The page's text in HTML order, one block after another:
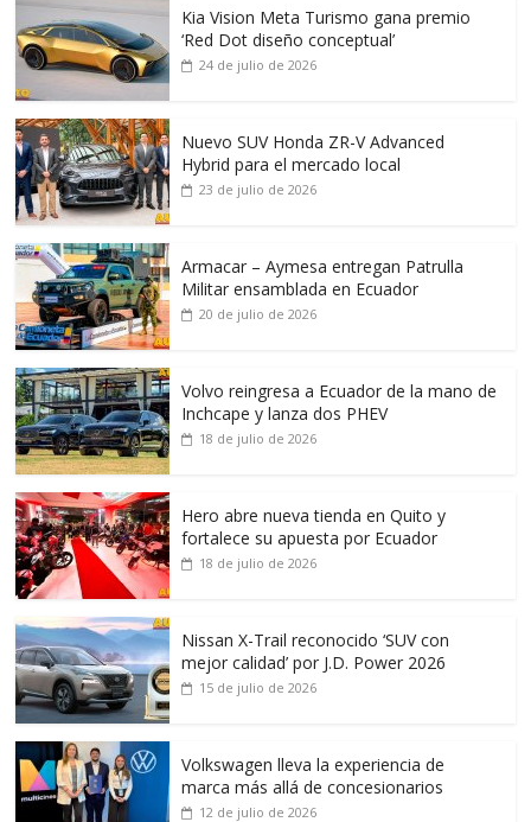
Kia Vision Meta Turismo gana premio
‘Red Dot diseño conceptual’
24 de julio de 2026
Nuevo SUV Honda ZR-V Advanced
Hybrid para el mercado local
23 de julio de 2026
Armacar – Aymesa entregan Patrulla
Militar ensamblada en Ecuador
20 de julio de 2026
Volvo reingresa a Ecuador de la mano de
Inchcape y lanza dos PHEV
18 de julio de 2026
Hero abre nueva tienda en Quito y
fortalece su apuesta por Ecuador
18 de julio de 2026
Nissan X-Trail reconocido ‘SUV con
mejor calidad’ por J.D. Power 2026
15 de julio de 2026
Volkswagen lleva la experiencia de
marca más allá de concesionarios
12 de julio de 2026